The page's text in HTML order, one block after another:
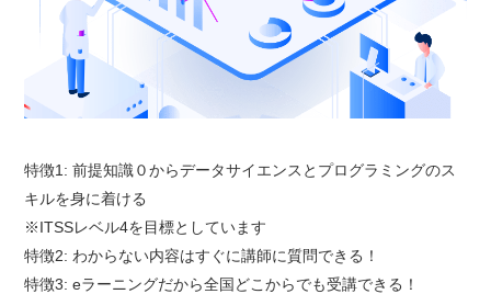
特徴1: 前提知識０からデータサイエンスとプログラミングのス
キルを身に着ける
※ITSSレベル4を目標としています
特徴2: わからない内容はすぐに講師に質問できる！
特徴3: eラーニングだから全国どこからでも受講できる！